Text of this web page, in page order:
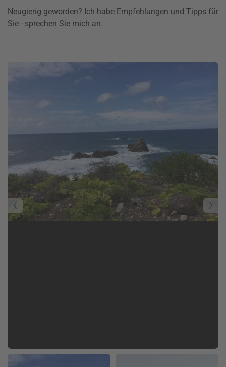
Neugierig geworden? Ich habe Empfehlungen und Tipps für
Sie - sprechen Sie mich an.